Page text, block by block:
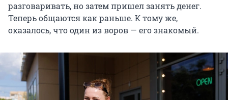
разговаривать, но затем пришел занять денег.
Теперь общаются как раньше. К тому же,
оказалось, что один из воров — его знакомый.